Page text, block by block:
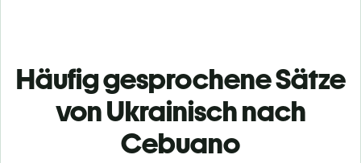
Häufig gesprochene Sätze
von Ukrainisch nach
Cebuano